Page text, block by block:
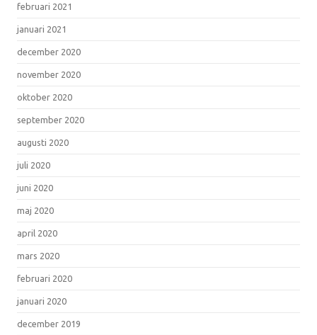
februari 2021
januari 2021
december 2020
november 2020
oktober 2020
september 2020
augusti 2020
juli 2020
juni 2020
maj 2020
april 2020
mars 2020
februari 2020
januari 2020
december 2019